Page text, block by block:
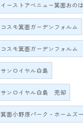
イーストアベニュー箕面おの
コスモ箕面ガーデンフォルム
コスモ箕面ガーデンフォルム
サンロイヤル白島
サンロイヤル白島 売却
箕面小野原パーク・ホームズ